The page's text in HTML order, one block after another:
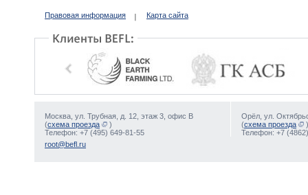
Правовая информация Карта сайта
Москва, ул. Трубная, д. 12, этаж 3, офис В
(схема проезда
)
Телефон: +7 (495) 649-81-55
Орёл, ул.
(схема проезда
)
Телефон: +7
root@befl.ru